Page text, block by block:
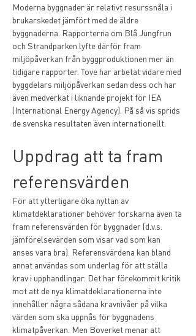
Moderna byggnader är relativt resurssnåla i
brukarskedet jämfört med de äldre
byggnaderna. Rapporterna om Blå Jungfrun
och Strandparken lyfte därför fram
miljöpåverkan från byggproduktionen mer än
tidigare rapporter. Tove har arbetat vidare med
byggdelars miljöpåverkan sedan dess och har
även medverkat i liknande projekt för IEA
(International Energy Agency). På så vis sprids
de svenska resultaten även internationellt.
Uppdrag att ta fram
referensvärden
För att ytterligare öka nyttan av
klimatdeklarationer behöver forskarna även ta
fram referensvärden för byggnader (d.v.s.
jämförelsevärden som visar vad som kan
anses vara bra). Referensvärdena kan bland
annat användas som underlag för att ställa
krav i upphandlingar. Det har förekommit kritik
mot att de nya klimatdeklarationerna inte
innehåller några sådana kravnivåer på vilka
värden som ska uppnås för byggnadens
klimatpåverkan. Men Boverket menar att